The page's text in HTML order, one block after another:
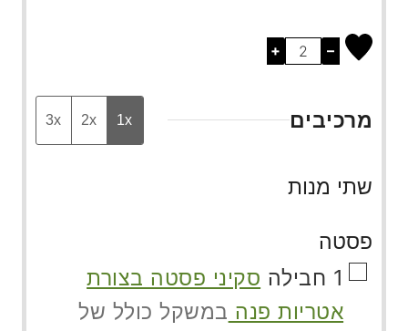
–
+
מרכיבים 1x
2x
3x
שתי מנות
פסטה
▢
1 חבילה סקיני פסטה בצורת
אטריות פנה במשקל כולל של